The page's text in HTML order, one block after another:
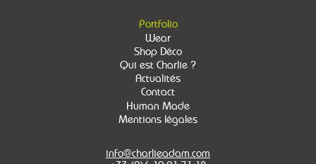
Portfolio
Wear
Shop Déco
Qui est Charlie ?
Actualités
Contact
Human Made
Mentions légales
info@charlieadam.com